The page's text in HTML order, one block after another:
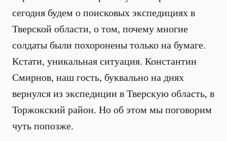
сегодня будем о поисковых экспедициях в
Тверской области, о том, почему многие
солдаты были похоронены только на бумаге.
Кстати, уникальная ситуация. Константин
Смирнов, наш гость, буквально на днях
вернулся из экспедиции в Тверскую область, в
Торжокский район. Но об этом мы поговорим
чуть попозже.